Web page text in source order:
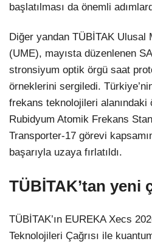
başlatılması da önemli
Diğer yandan TÜBİTAK Ulusal
(UME), mayısta düzenlenen
stronsiyum optik örgü saat
örneklerini sergiledi.
frekans teknolojileri alanındaki
Rubidyum Atomik Frekans
Transporter-17 görevi
başarıyla uzaya fırlatıldı.
TÜBİTAK’tan yeni
TÜBİTAK’ın EUREKA Xecs
Teknolojileri Çağrısı ile